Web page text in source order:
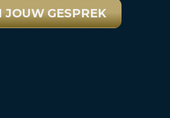
JOUW GESPREK